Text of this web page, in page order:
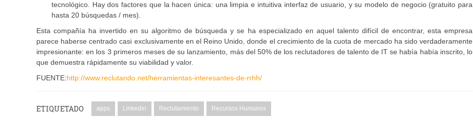
tecnológico. Hay dos factores que la hacen única: una limpia e intuitiva interfaz de usuario, y su modelo de negocio (gratuito para
hasta 20 búsquedas / mes).
Esta compañía ha invertido en su algoritmo de búsqueda y se ha especializado en aquel talento difícil de encontrar, esta empresa
parece haberse centrado casi exclusivamente en el Reino Unido, donde el crecimiento de la cuota de mercado ha sido verdaderamente
impresionante: en los 3 primeros meses de su lanzamiento, más del 50% de los reclutadores de talento de IT se había había inscrito, lo
que demuestra rápidamente su viabilidad y valor.
FUENTE:http://www.reclutando.net/herramientas-interesantes-de-rrhh/
ETIQUETADO apps Linkedin Reclutamiento Recursos Humanos